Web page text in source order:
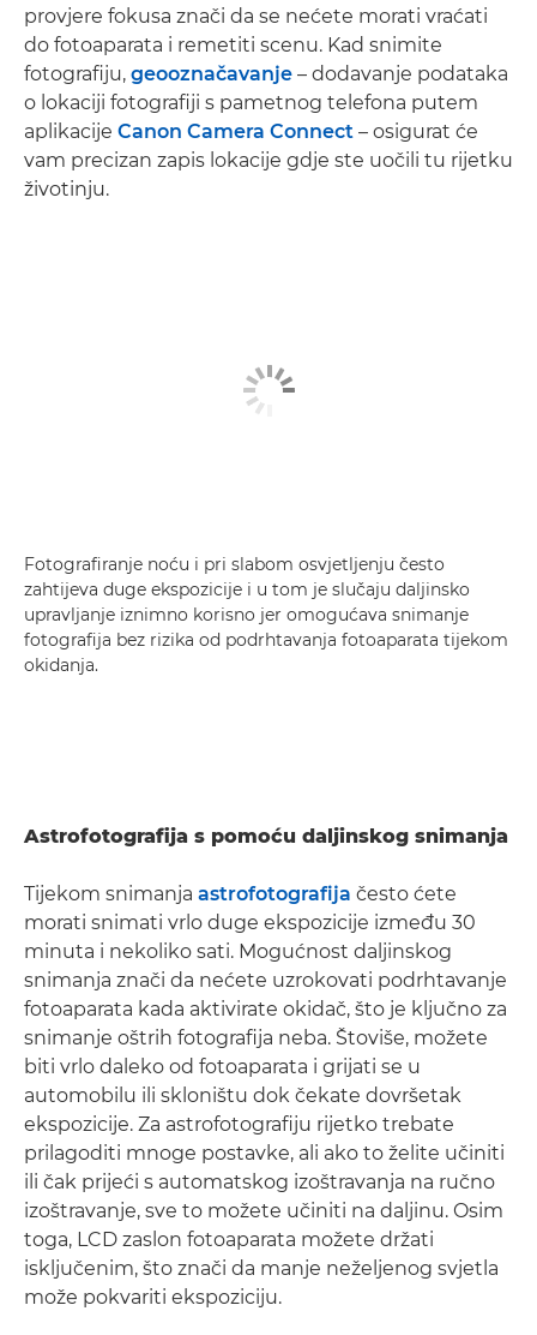
provjere fokusa znači da se nećete morati vraćati
do fotoaparata i remetiti scenu. Kad snimite
fotografiju, geooznačavanje – dodavanje podataka
o lokaciji fotografiji s pametnog telefona putem
aplikacije Canon Camera Connect – osigurat će
vam precizan zapis lokacije gdje ste uočili tu rijetku
životinju.
Fotografiranje noću i pri slabom osvjetljenju često
zahtijeva duge ekspozicije i u tom je slučaju daljinsko
upravljanje iznimno korisno jer omogućava snimanje
fotografija bez rizika od podrhtavanja fotoaparata tijekom
okidanja.
Astrofotografija s pomoću daljinskog snimanja
Tijekom snimanja astrofotografija često ćete
morati snimati vrlo duge ekspozicije između 30
minuta i nekoliko sati. Mogućnost daljinskog
snimanja znači da nećete uzrokovati podrhtavanje
fotoaparata kada aktivirate okidač, što je ključno za
snimanje oštrih fotografija neba. Štoviše, možete
biti vrlo daleko od fotoaparata i grijati se u
automobilu ili skloništu dok čekate dovršetak
ekspozicije. Za astrofotografiju rijetko trebate
prilagoditi mnoge postavke, ali ako to želite učiniti
ili čak prijeći s automatskog izoštravanja na ručno
izoštravanje, sve to možete učiniti na daljinu. Osim
toga, LCD zaslon fotoaparata možete držati
isključenim, što znači da manje neželjenog svjetla
može pokvariti ekspoziciju.